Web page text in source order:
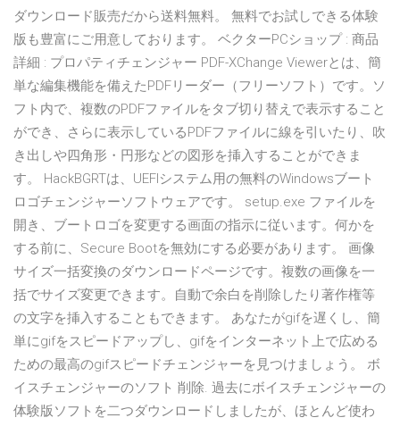
ダウンロード販売だから送料無料。 無料でお試しできる体験
版も豊富にご用意しております。 ベクターPCショップ : 商品
詳細 : プロパティチェンジャー PDF-XChange Viewerとは、簡
単な編集機能を備えたPDFリーダー（フリーソフト）です。ソ
フト内で、複数のPDFファイルをタブ切り替えで表示すること
ができ、さらに表示しているPDFファイルに線を引いたり、吹
き出しや四角形・円形などの図形を挿入することができま
す。 HackBGRTは、UEFIシステム用の無料のWindowsブート
ロゴチェンジャーソフトウェアです。 setup.exe ファイルを
開き、ブートロゴを変更する画面の指示に従います。何かを
する前に、Secure Bootを無効にする必要があります。 画像
サイズ一括変換のダウンロードページです。複数の画像を一
括でサイズ変更できます。自動で余白を削除したり著作権等
の文字を挿入することもできます。 あなたがgifを遅くし、簡
単にgifをスピードアップし、gifをインターネット上で広める
ための最高のgifスピードチェンジャーを見つけましょう。 ボ
イスチェンジャーのソフト 削除. 過去にボイスチェンジャーの
体験版ソフトを二つダウンロードしましたが、ほとんど使わ